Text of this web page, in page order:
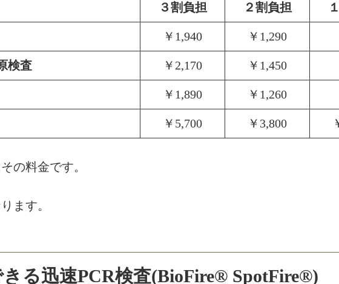
３割負担 ２割負担
￥1,940 ￥1,290
検査 ￥2,170 ￥1,450
￥1,890 ￥1,260
￥5,700 ￥3,800
の料金です。
ます。
る迅速PCR検査(BioFire® SpotFire®)